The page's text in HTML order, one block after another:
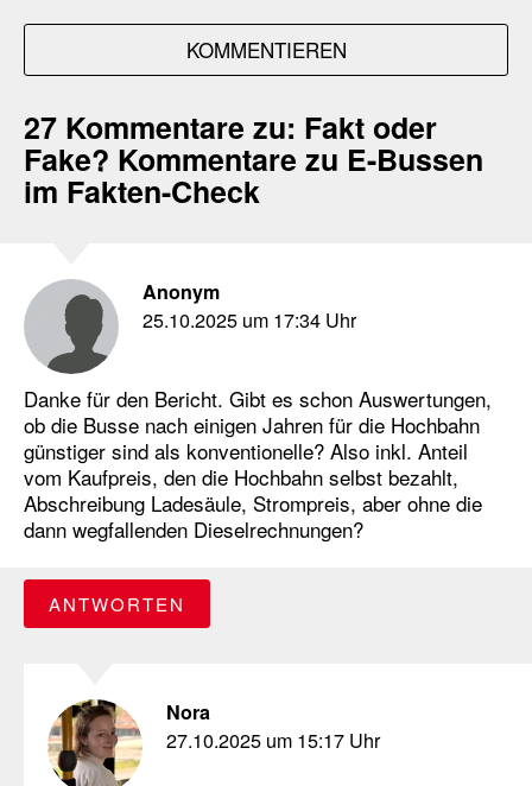
KOMMENTIEREN
27 Kommentare zu: Fakt oder
Fake? Kommentare zu E-Bussen
im Fakten-Check
Anonym
25.10.2025 um 17:34 Uhr
Danke für den Bericht. Gibt es schon Auswertungen,
ob die Busse nach einigen Jahren für die Hochbahn
günstiger sind als konventionelle? Also inkl. Anteil
vom Kaufpreis, den die Hochbahn selbst bezahlt,
Abschreibung Ladesäule, Strompreis, aber ohne die
dann wegfallenden Dieselrechnungen?
ANTWORTEN
Nora
27.10.2025 um 15:17 Uhr